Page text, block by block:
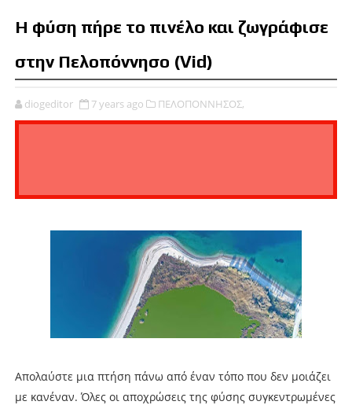
Η φύση πήρε το πινέλο και ζωγράφισε
στην Πελοπόννησο (Vid)
diogeditor 7 years ago ΠΕΛΟΠΟΝΝΗΣΟΣ,
Απολαύστε μια πτήση πάνω από έναν τόπο που δεν μοιάζει
με κανέναν. Όλες οι αποχρώσεις της φύσης συγκεντρωμένες